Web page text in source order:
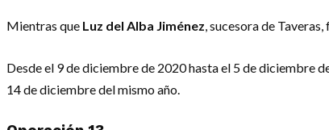
Mientras que Luz del Alba Jiménez , sucesora de
Desde el 9 de diciembre de 2020 hasta el 5 de diciembre
14 de diciembre del mismo año.